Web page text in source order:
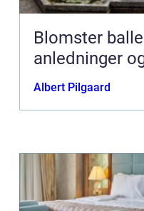
Blomster ballerup
anledninger
Albert Pilgaard